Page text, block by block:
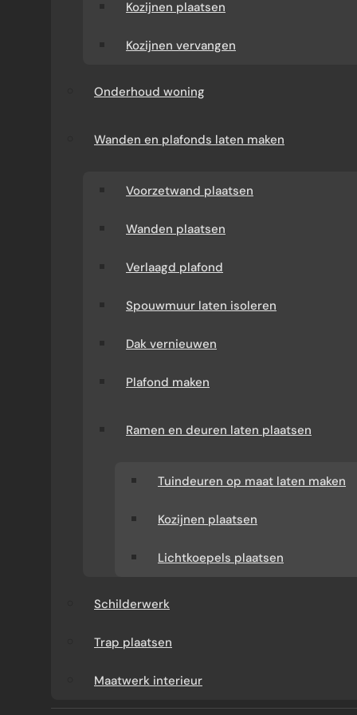
Kozijnen plaatsen
Kozijnen vervangen
Onderhoud woning
Wanden en plafonds laten maken
Voorzetwand plaatsen
Wanden plaatsen
Verlaagd plafond
Spouwmuur laten isoleren
Dak vernieuwen
Plafond maken
Ramen en deuren laten plaatsen
Tuindeuren op maat laten maken
Kozijnen plaatsen
Lichtkoepels plaatsen
Schilderwerk
Trap plaatsen
Maatwerk interieur
WAT KUNT U VAN ONS
VERWACHTEN?
verbouwingen en renovaties door heel